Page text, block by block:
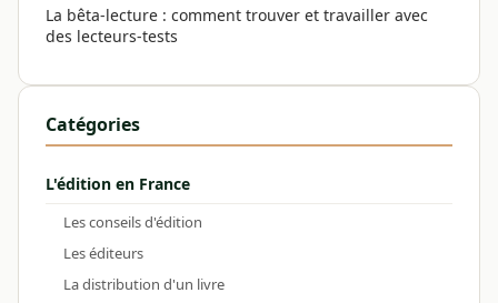
La bêta-lecture : comment trouver et travailler avec
des lecteurs-tests
Catégories
L'édition en France
Les conseils d'édition
Les éditeurs
La distribution d'un livre